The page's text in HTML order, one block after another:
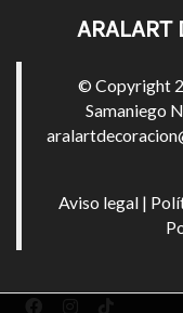
ARALART
© Copyright
Samaniego
Aviso legal |